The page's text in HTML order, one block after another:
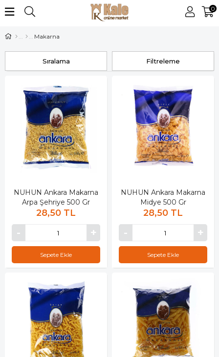
0
Makarna
Filtreleme
Sıralama
NUHUN Ankara Makarna
Arpa Şehriye 500 Gr
28,50 TL
Sepete Ekle
NUHUN Ankara Makarna
Midye 500 Gr
28,50 TL
Sepete Ekle